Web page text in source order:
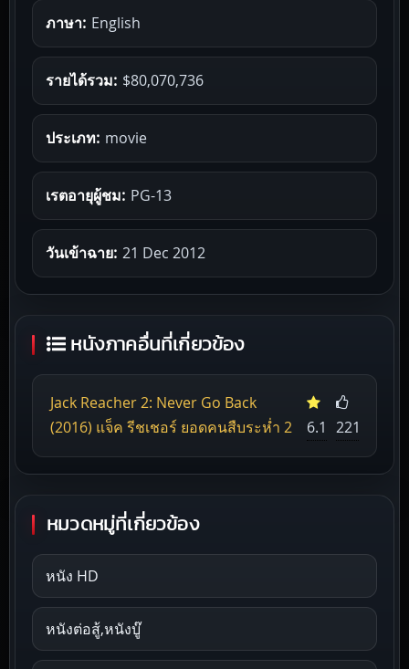
ภาษา: English
รายได้รวม: $80,070,736
ประเภท: movie
เรตอายุผู้ชม: PG-13
วันเข้าฉาย: 21 Dec 2012
หนังภาคอื่นที่เกี่ยวข้อง
Jack Reacher 2: Never Go Back
(2016) แจ็ค รีชเชอร์ ยอดคนสืบระห่ำ 2
6.1 221
หมวดหมู่ที่เกี่ยวข้อง
หนัง HD
หนังต่อสู้,หนังบู๊